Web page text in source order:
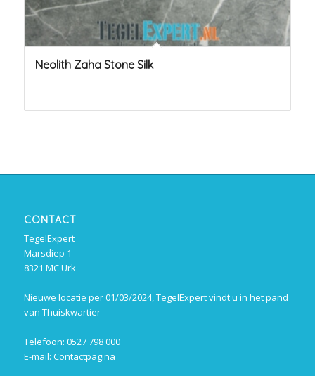
Neolith Zaha Stone Silk
CONTACT
TegelExpert
Marsdiep 1
8321 MC Urk
Nieuwe locatie per 01/03/2024, TegelExpert vindt u in het pand
van Thuiskwartier
Telefoon: 0527 798 000
E-mail: Contactpagina